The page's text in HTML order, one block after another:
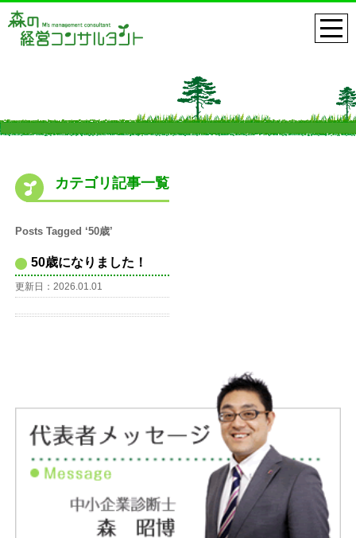
カテゴリ記事一覧
Posts Tagged ‘50歳’
50歳になりました！
更新日：2026.01.01